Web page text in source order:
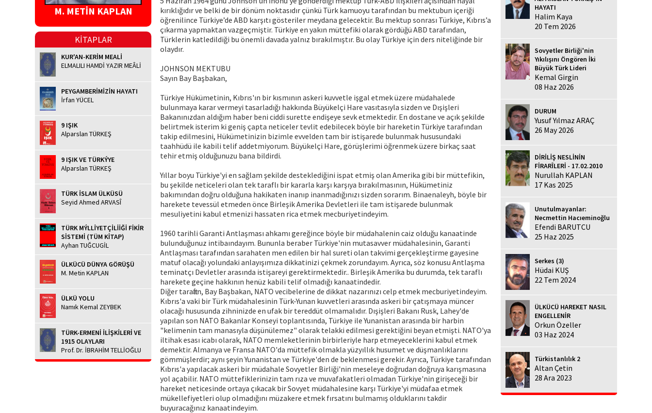
M. METİN KAPLAN
KİTAPLAR
KUR'AN-KERİM MEALİ
ELMALILI HAMDİ YAZIR MEÂLİ
PEYGAMBERİMİZİN HAYATI
İrfan YÜCEL
9 IŞIK
Alparslan TÜRKEŞ
9 IŞIK VE TÜRKÝYE
Alparslan TÜRKEŞ
TÜRK İSLAM ÜLKÜSÜ
Seyid Ahmed ARVASÎ
TÜRK MÝLLİYETÇİLİİĞİ FİKİR
SİSTEMİ (TÜM KİTAP)
Ayhan TUĞCUGİL
ÜLKÜCÜ DÜNYA GÖRÜŞÜ
M. Metin KAPLAN
ÜLKÜ YOLU
Namık Kemal ZEYBEK
TÜRK-ERMENİ İLİŞKİLERİ VE
1915 OLAYLARI
Prof. Dr. İBRAHİM TELLİOĞLU
kırıklığıdır ve belki de bir dönüm noktasıdır çünkü Türk kamuoyu tarafından bu mektubun içeriği
öğrenilince Türkiye’de ABD karşıtı gösteriler meydana gelecektir. Bu mektup sonrası Türkiye, Kıbrıs’a
çıkarma yapmaktan vazgeçmiştir. Türkiye en yakın müttefiki olarak gördüğü ABD tarafından,
Türklerin katledildiği bu önemli davada yalnız bırakılmıştır. Bu olay Türkiye için ders niteliğinde bir
olaydır.
JOHNSON MEKTUBU
Sayın Bay Başbakan,
Türkiye Hükümetinin, Kıbrıs'ın bir kısmının askeri kuvvetle işgal etmek üzere müdahalede
bulunmaya karar vermeyi tasarladığı hakkında Büyükelçi Hare vasıtasıyla sizden ve Dışişleri
Bakanınızdan aldığım haber beni ciddi surette endişeye sevk etmektedir. En dostane ve açık şekilde
belirtmek isterim ki geniş çapta neticeler tevlit edebilecek böyle bir hareketin Türkiye tarafından
takip edilmesini, Hükümetinizin bizimle evvelden tam bir istişarede bulunmak hususundaki
taahhüdü ile kabili telif addetmiyorum. Büyükelçi Hare, görüşlerimi öğrenmek üzere birkaç saat
tehir etmiş olduğunuzu bana bildirdi.
Yıllar boyu Türkiye'yi en sağlam şekilde desteklediğini ispat etmiş olan Amerika gibi bir müttefikin,
bu şekilde neticeleri olan tek taraflı bir kararla karşı karşıya bırakılmasının, Hükümetiniz
bakımından doğru olduğuna hakikaten inanıp inanmadığınızı sizden sorarım. Binaenaleyh, böyle bir
harekete tevessül etmeden önce Birleşik Amerika Devletleri ile tam istişarede bulunmak
mesuliyetini kabul etmenizi hassaten rica etmek mecburiyetindeyim.
1960 tarihli Garanti Antlaşması ahkamı gereğince böyle bir müdahalenin caiz olduğu kanaatinde
bulunduğunuz intibaındayım. Bununla beraber Türkiye'nin mutasavver müdahalesinin, Garanti
Antlaşması tarafından sarahaten men edilen bir hal sureti olan takvimi gerçekleştirme gayesine
matuf olacağı yolundaki anlayışımıza dikkatinizi çekmek zorundayım. Ayrıca, söz konusu Antlaşma
teminatçı Devletler arasında istişareyi gerektirmektedir.. Birleşik Amerika bu durumda, tek taraflı
harekete geçine hakkının henüz kabili telif olmadığı kanaatindedir.
Diğer taraftan, Bay Başbakan, NATO vecibelerine de dikkat nazarınızı celp etmek mecburiyetindeyim.
Kıbrıs'a vaki bir Türk müdahalesinin Türk-Yunan kuvvetleri arasında askeri bir çatışmaya müncer
olacağı hususunda zihninizde en ufak bir tereddüt olmamalıdır. Dışişleri Bakanı Rusk, Lahey'de
yapılan son NATO Bakanlar Konseyi toplantısında, Türkiye ile Yunanistan arasında bir harbin
"kelimenin tam manasıyla düşünülemez" olarak telakki edilmesi gerektiğini beyan etmişti. NATO'ya
iltihak esası icabı olarak, NATO memleketlerinin birbirleriyle harp etmeyeceklerini kabul etmek
demektir. Almanya ve Fransa NATO'da müttefik olmakla yüzyıllık husumet ve düşmanlıklarını
gömmüşlerdir; aynı şeyin Yunanistan ve Türkiye'den de beklenmesi gerekir. Ayrıca, Türkiye tarafından
Kıbrıs'a yapılacak askeri bir müdahale Sovyetler Birliği'nin meseleye doğrudan doğruya karışmasına
yol açabilir. NATO müttefiklerinizin tam rıza ve muvafakatleri olmadan Türkiye'nin girişeceği bir
hareket neticesinde ortaya çıkacak bir Sovyet müdahalesine karşı Türkiye'yi müdafaa etmek
mükellefiyetleri olup olmadığını müzakere etmek fırsatını bulmamış olduklarını takdir
buyuracağınız kanaatindeyim.
HAYATI
Halim Kaya
20 Tem 2026
Sovyetler Birliği'nin
Yıkılışını Öngören İki
Büyük Türk Lideri
Kemal Girgin
08 Haz 2026
DURUM
Yusuf Yılmaz ARAÇ
26 May 2026
DİRİLİŞ NESLİNİN
FİRARÎLERİ - 17.02.2010
Nurullah KAPLAN
17 Kas 2025
Unutulmayanlar:
Necmettin Hacıeminoğlu
Efendi BARUTCU
25 Haz 2025
Serkes (3)
Hüdai KUŞ
22 Tem 2024
ÜLKÜCÜ HAREKET NASIL
ENGELLENİR
Orkun Özeller
03 Haz 2024
Türkistanlılık 2
Altan Çetin
28 Ara 2023